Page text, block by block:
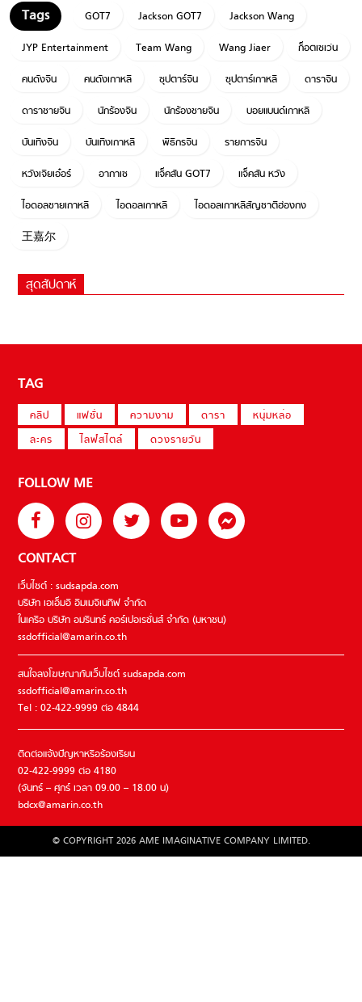
GOT7 Jackson GOT7
Jackson Wang
JYP Entertainment
Team Wang Wang Jiaer
ก็อตเซเว่น
คนดังจีน
คนดังเกาหลี ซุปตาร์จีน ซุปตาร์เกาหลี
ดาราจีน
ดาราชายจีน
นักร้องจีน นักร้องชายจีน
บอยแบนด์เกาหลี
บันเทิงจีน
บันเทิงเกาหลี พิธีกรจีน
รายการจีน
หวังเจียเอ๋อร์
อากาเซ แจ็คสัน GOT7
แจ็คสัน หวัง
ไอดอลชายเกาหลี
ไอดอลเกาหลี
ไอดอลเกาหลีสัญชาติฮ่องกง
王嘉尔
สุดสัปดาห์
TAG
คลิป แฟชั่น ความงาม ดารา
หนุ่มหล่อ
ละคร
ไลฟ์สไตล์ ดวงรายวัน
FOLLOW ME
CONTACT
เว็บไซต์ : sudsapda.com
บริษัท เอเอ็มอี อิมเมจิเนทีฟ จำกัด
ในเครือ บริษัท อมรินทร์ คอร์เปอเรชั่นส์ จำกัด (มหาชน)
ssdofficial@amarin.co.th
สนใจลงโฆษณากับเว็บไซต์ sudsapda.com
ssdofficial@amarin.co.th
Tel : 02-422-9999 ต่อ 4844
ติดต่อแจ้งปัญหาหรือร้องเรียน
02-422-9999 ต่อ 4180
(จันทร์ – ศุกร์ เวลา 09.00 – 18.00 น)
bdcx@amarin.co.th
© COPYRIGHT 2026 AME IMAGINATIVE COMPANY LIMITED.